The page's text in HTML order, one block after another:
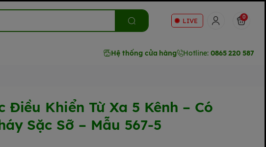
LIVE 0
Hệ thống cửa hàng Hotline: 0865 220 587
Điều Khiển Từ Xa 5 Kênh – Có
Sặc Sỡ – Mẫu 567-5